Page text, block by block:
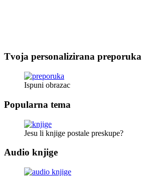
Tvoja personalizirana preporuka
Ispuni obrazac
Popularna tema
Jesu li knjige postale preskupe?
Audio knjige